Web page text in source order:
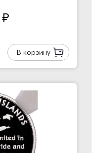
руб.
В корзину